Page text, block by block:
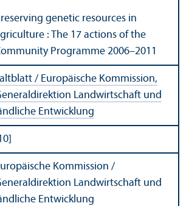
genetic resources in
: The 17 actions of the
Programme 2006–2011
/ Europäische Kommission,
Landwirtschaft und
Entwicklung
Kommission /
Landwirtschaft und
Entwicklung